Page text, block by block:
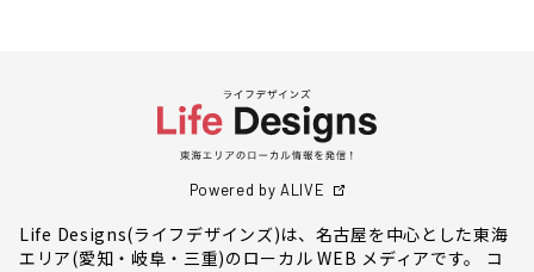
Powered by ALIVE
Life Designs(ライフデザインズ)は、名古屋を中心とした東海
エリア(愛知・岐阜・三重)のローカル WEB メディアです。 コ